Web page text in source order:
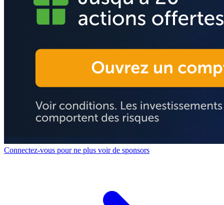
Connectez-vous pour ne plus voir de sponsors